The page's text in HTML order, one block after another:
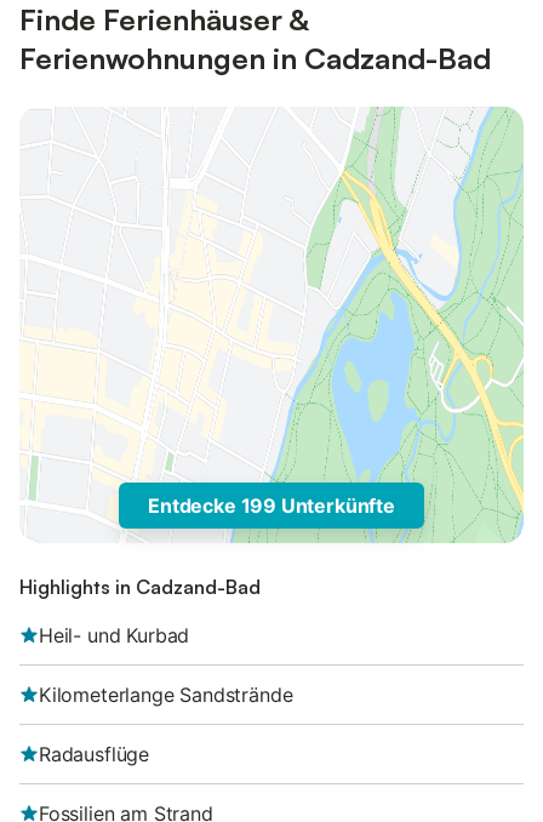
Finde Ferienhäuser &
Ferienwohnungen in Cadzand-Bad
Entdecke 199 Unterkünfte
Highlights in Cadzand-Bad
Heil- und Kurbad
Kilometerlange Sandstrände
Radausflüge
Fossilien am Strand